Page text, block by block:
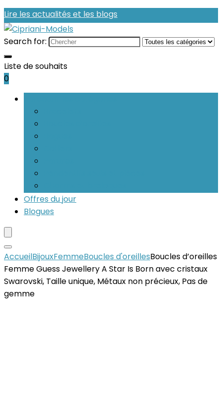
Lire les actualités et les blogs
Search for:
Liste de souhaits
0
Offres du jour
Blogues
AccueilBijouxFemmeBoucles d'oreillesBoucles d’oreilles
Femme Guess Jewellery A Star Is Born avec cristaux
Swarovski, Taille unique, Métaux non précieux, Pas de
gemme